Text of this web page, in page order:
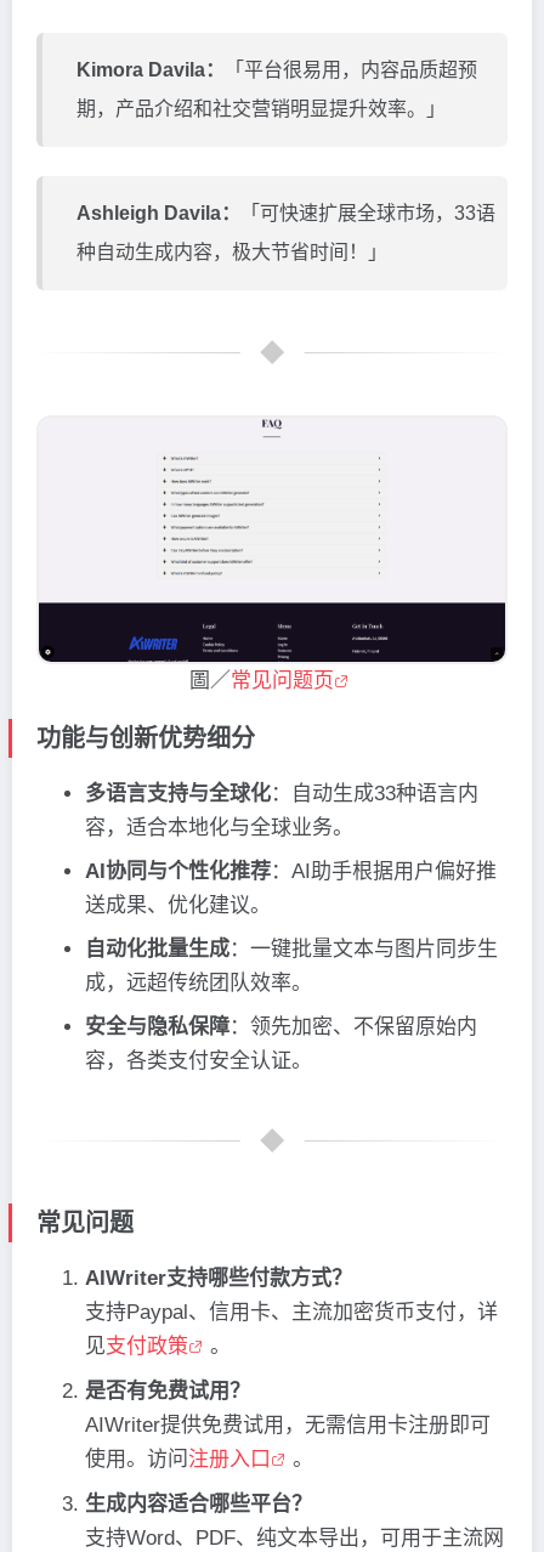
Kimora Davila：
「平台很易用，内容品质超预
期，产品介绍和社交营销明显提升效率。」
Ashleigh Davila：
「可快速扩展全球市场，33语
种自动生成内容，极大节省时间！」
圖／ 常见问题页
功能与创新优势细分
多语言支持与全球化：自动生成33种语言内
容，适合本地化与全球业务。
AI协同与个性化推荐：AI助手根据用户偏好推
送成果、优化建议。
自动化批量生成：一键批量文本与图片同步生
成，远超传统团队效率。
安全与隐私保障：领先加密、不保留原始内
容，各类支付安全认证。
常见问题
AIWriter支持哪些付款方式？
支持Paypal、信用卡、主流加密货币支付，详
见支付政策
。
是否有免费试用？
AIWriter提供免费试用，无需信用卡注册即可
使用。访问 注册入口
。
生成内容适合哪些平台？
支持Word、PDF、纯文本导出，可用于主流网